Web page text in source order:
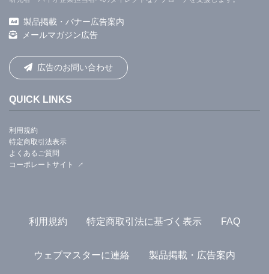
製品掲載・バナー広告案内
メールマガジン広告
広告のお問い合わせ
QUICK LINKS
利用規約
特定商取引法表示
よくあるご質問
コーポレートサイト
利用規約 特定商取引法に基づく表示 FAQ
ウェブマスターに連絡 製品掲載・広告案内